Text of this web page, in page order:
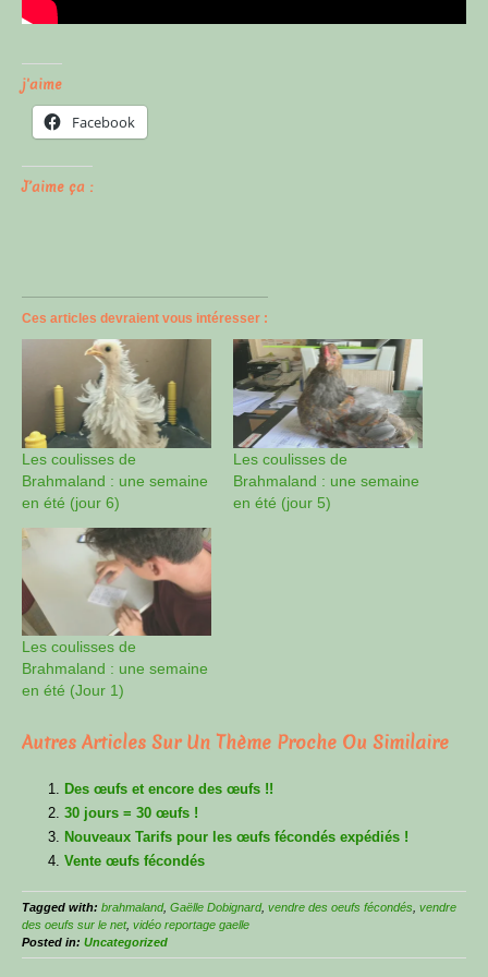
j'aime
Facebook
J’aime ça :
Ces articles devraient vous intéresser :
Les coulisses de
Brahmaland : une semaine
en été (jour 6)
Les coulisses de
Brahmaland : une semaine
en été (jour 5)
Les coulisses de
Brahmaland : une semaine
en été (Jour 1)
Autres Articles Sur Un Thème Proche Ou Similaire
Des œufs et encore des œufs !!
30 jours = 30 œufs !
Nouveaux Tarifs pour les œufs fécondés expédiés !
Vente œufs fécondés
Tagged with: brahmaland, Gaëlle Dobignard, vendre des oeufs fécondés vendre
des oeufs sur le net, vidéo reportage gaelle
Posted in: Uncategorized